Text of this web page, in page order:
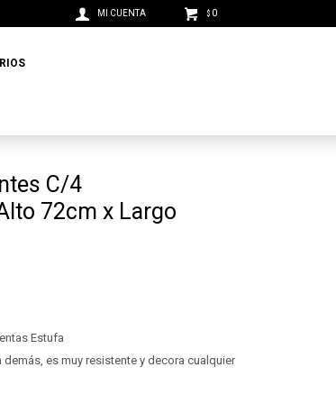
$ 0
C/4
72cm x Largo
Estufa
es muy resistente y decora cualquier